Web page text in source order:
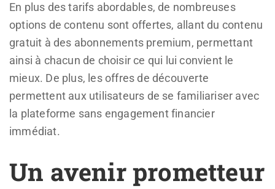
En plus des tarifs abordables, de nombreuses
options de contenu sont offertes, allant du contenu
gratuit à des abonnements premium, permettant
ainsi à chacun de choisir ce qui lui convient le
mieux. De plus, les offres de découverte
permettent aux utilisateurs de se familiariser avec
la plateforme sans engagement financier
immédiat.
Un avenir prometteur